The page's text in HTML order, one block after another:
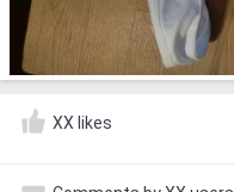
XX likes